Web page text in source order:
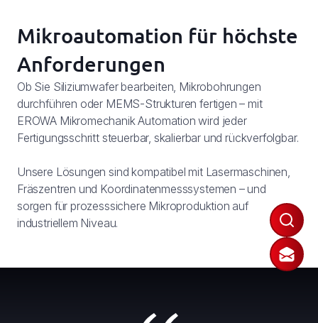
Mikroautomation für höchste
Anforderungen
Ob Sie Siliziumwafer bearbeiten, Mikrobohrungen
durchführen oder MEMS-Strukturen fertigen – mit
EROWA Mikromechanik Automation wird jeder
Fertigungsschritt steuerbar, skalierbar und rückverfolgbar.
Unsere Lösungen sind kompatibel mit Lasermaschinen,
Fräszentren und Koordinatenmesssystemen – und
sorgen für prozesssichere Mikroproduktion auf
industriellem Niveau.